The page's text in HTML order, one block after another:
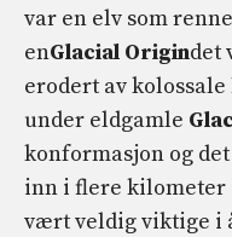
var en elv som
enGlacial Origindet
erodert av
under eldgamle
konformasjon og
inn i flere kilometer
vært veldig viktige i